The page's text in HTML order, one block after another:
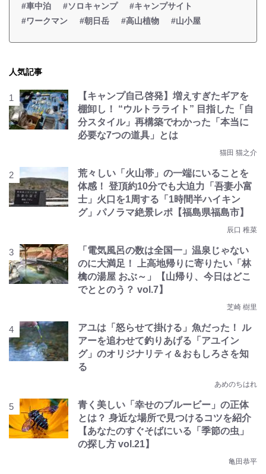
#車中泊
#ソロキャンプ
#キャンプサイト
#ワークマン
#朝日岳 #高山植物 #山小屋
人気記事
【キャンプ自己啓発】増えすぎたギアを
棚卸し！ “ウルトラライト” 目指した「自
分スタイル」再構築でわかった「本当に
必要な7つの道具」とは
猫田 猫之介
荒々しい「火山帯」の一端にいることを
体感！ 登頂約10分でも大迫力「吾妻小富
士」火口を1周する「1時間半ハイキン
グ」パノラマ絶景レポ【福島県福島市】
辰口 稚菜
「電気風呂の数は全国一」温泉じゃない
のに大満足！ 上高地帰りに寄りたい「林
檎の湯屋 おぶ～」【山帰り、今日はどこ
でととのう？ vol.7】
芝崎 樹里
アユは「怒らせて掛ける」魚だった！ ル
アーを追わせて釣りあげる「アユイン
グ」のオリジナリティ＆おもしろさを知
る
あめのちはれ
青く美しい「幸せのブルービー」の正体
とは？ 身近な場所で見つけるコツを紹介
【あなたのすぐそばにいる「季節の虫」
の探し方 vol.21】
亀田恭平